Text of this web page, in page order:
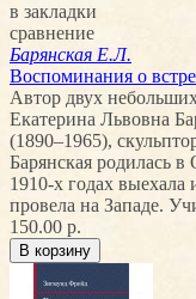
в закладки
сравнение
Барянская Е.Л.
Воспоминания о
Автор двух
Екатерина Львовна
(1890–1965),
Барянская родилась в
1910-х годах
провела на Западе.
150.00 р.